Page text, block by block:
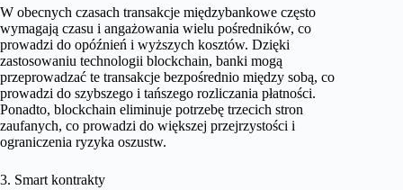
W obecnych czasach transakcje międzybankowe często
wymagają czasu i angażowania wielu pośredników, co
prowadzi do opóźnień i wyższych kosztów. Dzięki
zastosowaniu technologii blockchain, banki mogą
przeprowadzać te transakcje bezpośrednio między sobą, co
prowadzi do szybszego i tańszego rozliczania płatności.
Ponadto, blockchain eliminuje potrzebę trzecich stron
zaufanych, co prowadzi do większej przejrzystości i
ograniczenia ryzyka oszustw.
3. Smart kontrakty